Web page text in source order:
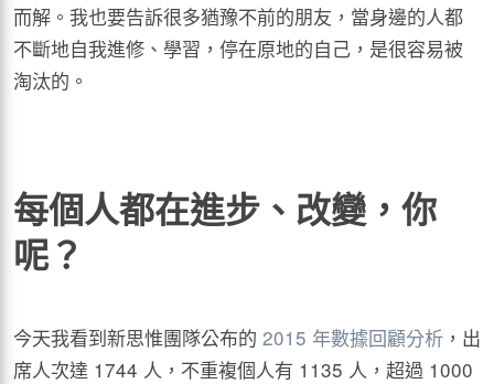
而解。我也要告訴很多猶豫不前的朋友，當身邊的人都
不斷地自我進修、學習，停在原地的自己，是很容易被
淘汰的。
每個人都在進步、改變，你
呢？
今天我看到新思惟團隊公布的 2015 年數據回顧分析 ，出
席人次達 1744 人，不重複個人有 1135 人，超過 1000